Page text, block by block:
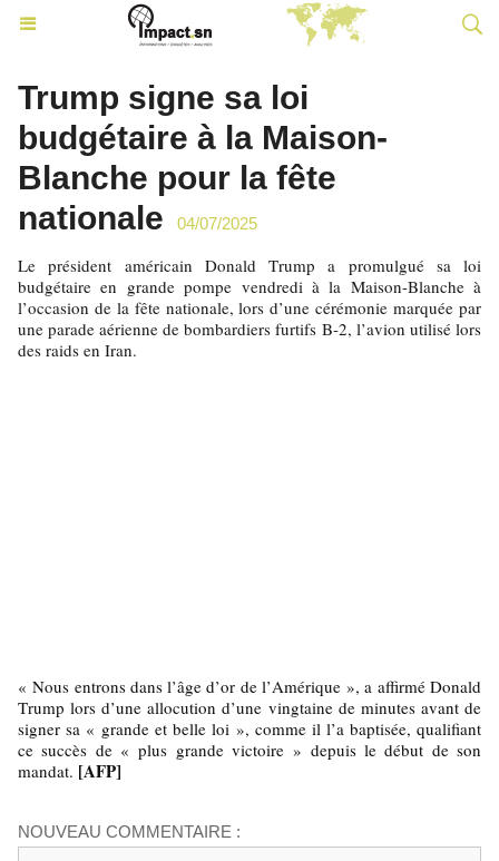
Trump signe sa loi
budgétaire à la Maison-
Blanche pour la fête
nationale
04/07/2025
Le président américain Donald Trump a promulgué sa loi
budgétaire en grande pompe vendredi à la Maison-Blanche à
l’occasion de la fête nationale, lors d’une cérémonie marquée par
une parade aérienne de bombardiers furtifs B-2, l’avion utilisé lors
des raids en Iran.
« Nous entrons dans l’âge d’or de l’Amérique », a affirmé Donald
Trump lors d’une allocution d’une vingtaine de minutes avant de
signer sa « grande et belle loi », comme il l’a baptisée, qualifiant
ce succès de « plus grande victoire » depuis le début de son
mandat. [AFP]
NOUVEAU COMMENTAIRE :